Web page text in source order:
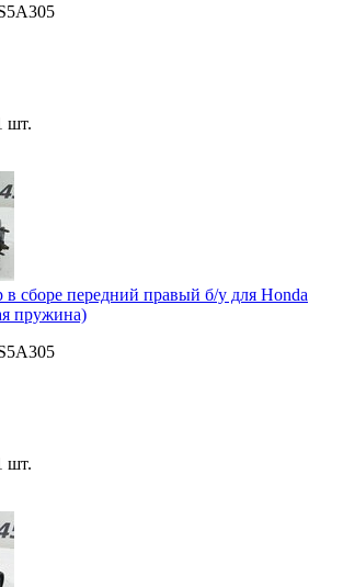
шт.
в сборе передний правый б/у для Honda
пружина)
шт.